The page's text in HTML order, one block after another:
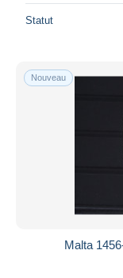
Monde entier
Statut
Nouveau
Malta